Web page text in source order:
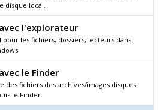
disque local.
l'explorateur
les fichiers, dossiers, lecteurs dans
le Finder
des fichiers des archives/images disques
le Finder.